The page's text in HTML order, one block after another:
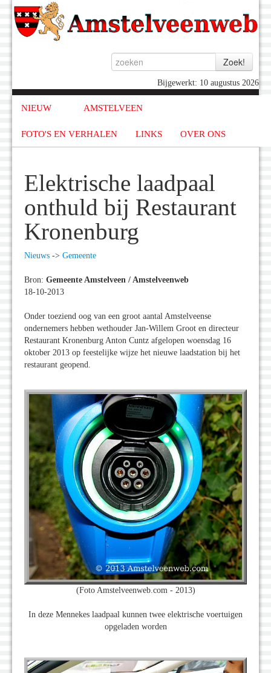
Bijgewerkt: 10 augustus 2026
NIEUW AMSTELVEEN
FOTO'S EN VERHALEN LINKS OVER ONS
Elektrische laadpaal
onthuld bij Restaurant
Kronenburg
Nieuws -> Gemeente
Bron: Gemeente Amstelveen / Amstelveenweb
18-10-2013
Onder toeziend oog van een groot aantal Amstelveense
ondernemers hebben wethouder Jan-Willem Groot en directeur
Restaurant Kronenburg Anton Cuntz afgelopen woensdag 16
oktober 2013 op feestelijke wijze het nieuwe laadstation bij het
restaurant geopend.
(Foto Amstelveenweb.com - 2013)
In deze Mennekes laadpaal kunnen twee elektrische voertuigen
opgeladen worden